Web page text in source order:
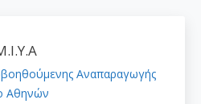
Αναπαραγωγής
Αθηνών